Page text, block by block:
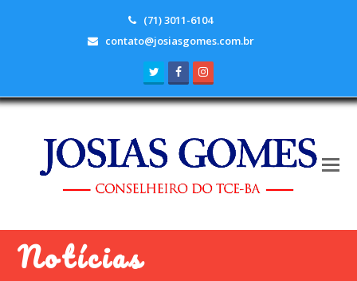
(71) 3011-6104
contato@josiasgomes.com.br
TwitterFacebook
Notícias